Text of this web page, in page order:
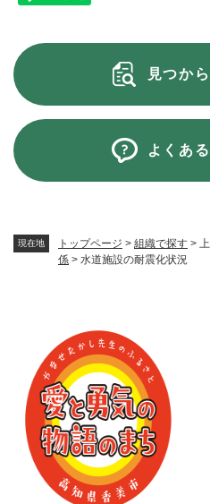
現在地 トップページ > 組織で探す >
係 > 水道施設の耐震化状況
見つか
よくあ